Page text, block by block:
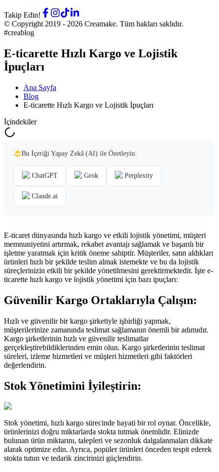
Takip Edin!
© Copyright 2019 - 2026 Creamake. Tüm hakları saklıdır.
#creablog
E-ticarette Hızlı Kargo ve Lojistik
İpuçları
Ana Sayfa
Blog
E-ticarette Hızlı Kargo ve Lojistik İpuçları
İçindekiler
Bu İçeriği Yapay Zekâ (AI) ile Özetleyin:
ChatGPT Grok Perplexity
Claude.ai
E-ticaret dünyasında hızlı kargo ve etkili lojistik yönetimi, müşteri
memnuniyetini artırmak, rekabet avantajı sağlamak ve başarılı bir
işletme yaratmak için kritik öneme sahiptir. Müşteriler, satın aldıkları
ürünleri hızlı bir şekilde teslim almak istemekte ve bu da lojistik
süreçlerinizin etkili bir şekilde yönetilmesini gerektirmektedir. İşte e-
ticarette hızlı kargo ve lojistik yönetimi için bazı ipuçları:
Güvenilir Kargo Ortaklarıyla Çalışın:
Hızlı ve güvenilir bir kargo şirketiyle işbirliği yapmak,
müşterilerinize zamanında teslimat sağlamanın önemli bir adımıdır.
Kargo şirketlerinin hızlı ve güvenilir teslimatlar
gerçekleştirebildiklerinden emin olun. Kargo şirketlerinin teslimat
süreleri, izleme hizmetleri ve müşteri hizmetleri gibi faktörleri
değerlendirin.
Stok Yönetimini İyileştirin:
Stok yönetimi, hızlı kargo sürecinde hayati bir rol oynar. Öncelikle,
ürünlerinizi doğru miktarlarda stokta tutmak önemlidir. Elinizde
bulunan ürün miktarını, talepleri ve sezonluk dalgalanmaları dikkate
alarak optimize edin. Ayrıca, popüler ürünleri önceden tespit ederek
stokta tutun ve tedarik zincirinizi güçlendirin.